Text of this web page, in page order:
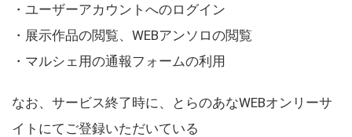
・ユーザーアカウントへのログイン
・展示作品の閲覧、WEBアンソロの閲覧
・マルシェ用の通報フォームの利用
なお、サービス終了時に、とらのあなWEBオンリーサ
イトにてご登録いただいている